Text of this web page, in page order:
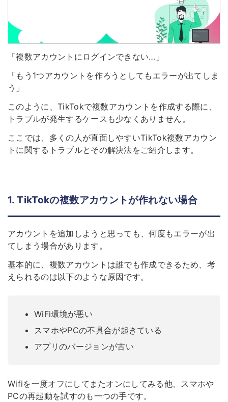
「複数アカウントにログインできない…」
「もう1つアカウントを作ろうとしてもエラーが出てしま
う」
このように、TikTokで複数アカウントを作成する際に、
トラブルが発生するケースも少なくありません。
ここでは、多くの人が直面しやすいTikTok複数アカウン
トに関するトラブルとその解決法をご紹介します。
1. TikTokの複数アカウントが作れない場合
アカウントを追加しようと思っても、何度もエラーが出
てしまう場合があります。
基本的に、複数アカウントは誰でも作成できるため、考
えられるのは以下のような原因です。
WiFi環境が悪い
スマホやPCの不具合が起きている
アプリのバージョンが古い
Wifiを一度オフにしてまたオンにしてみる他、 スマホや
PCの再起動を試すのも一つの手です。